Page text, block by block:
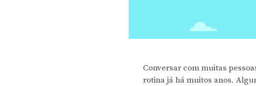
Conversar com muitas
rotina já há muitos anos.